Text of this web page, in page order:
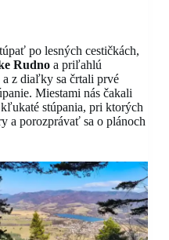
po lesných cestičkách,
Rudno a priľahlú
a z diaľky sa črtali prvé
Miestami nás čakali
stúpania, pri ktorých
a porozprávať sa o plánoch